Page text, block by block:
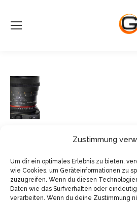
Zustimmung
Um dir ein optimales Erlebnis zu bieten,
wie Cookies, um Geräteinformationen zu
zuzugreifen. Wenn du diesen
Daten wie das Surfverhalten oder
verarbeiten. Wenn du deine Zustimmung
© Sven Pfister,